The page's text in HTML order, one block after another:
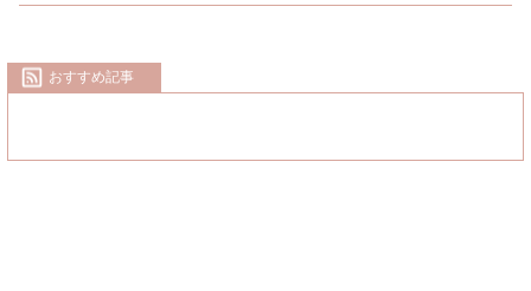
おすすめ記事